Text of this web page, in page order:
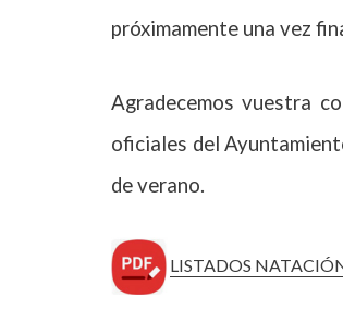
próximamente una vez
Agradecemos vuestra
oficiales del
de verano.
LISTADOS